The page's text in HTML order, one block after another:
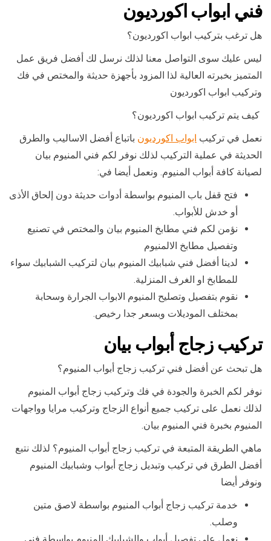
فني ابواب اكورديون
هل ترغب بتركيب ابواب اكورديون؟
ليس عليك سوى التواصل معنا لذلك نرسل لك أفضل فريق عمل
المتميز بخبرته العالية لذا المزود بأجهزة حديثة والمختص في فك
وتركيب ابواب اكورديون
كيف يتم تركيب ابواب اكورديون؟
نعمل في تركيب ابواب اكورديون باتباع أفضل الاساليب والطرق
الحديثة في عملية التركيب لذلك نوفر لكم فني المنيوم بيان
لصيانة كافة أبواب المنيوم. ونعمل أيضا في:
فتح قفل باب المنيوم بواسطة أدوات حديثة دون إلحاق الأذى
أو خدش للأبواب.
نؤمن لكم فني مطابخ المنيوم بيان والمختص في تصنيع
وتفصيل مطابخ الالمنيوم
لدينا أفضل فني شبابيك المنيوم بيان لتركيب الشبابيك سواء
للمطابخ او الغرف المنزلية.
نقوم بتفصيل وتصليح المنيوم الابواب الجرارة وسحابة
بمختلف الموديلات وبسعر جدا رخيص.
تركيب زجاج أبواب بيان
هل تبحث عن أفضل فني تركيب زجاج أبواب المنيوم؟
نوفر لكم الخبرة والجودة في فك وتركيب زجاج أبواب المنيوم
لذلك نعمل على تركيب جميع أنواع الزجاج وتركيب مرايا وواجهات
المنيوم بخبرة فني المنيوم بيان.
ماهي الطريقة المتبعة في تركيب زجاج أبواب المنيوم؟ لذلك نتبع
أفضل الطرق في تركيب وتبديل زجاج أبواب وشبابيك المنيوم
ونوفر أيضا
خدمة تركيب زجاج أبواب المنيوم بواسطة لاصق متين
وصلب.